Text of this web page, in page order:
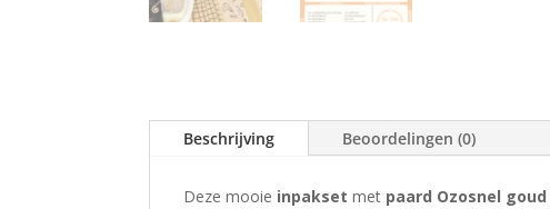
Beschrijving Beoordelingen (0)
Deze mooie inpakset met paard Ozosnel goud